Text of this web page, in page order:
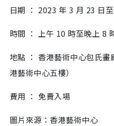
日期 ： 2023 年 3 月 23 日
時間 ： 上午 10 時至晚上 8
地點 ： 香港藝術中心包氏
港藝術中心五樓）
費用 ： 免費入場
圖片來源：香港藝術中心